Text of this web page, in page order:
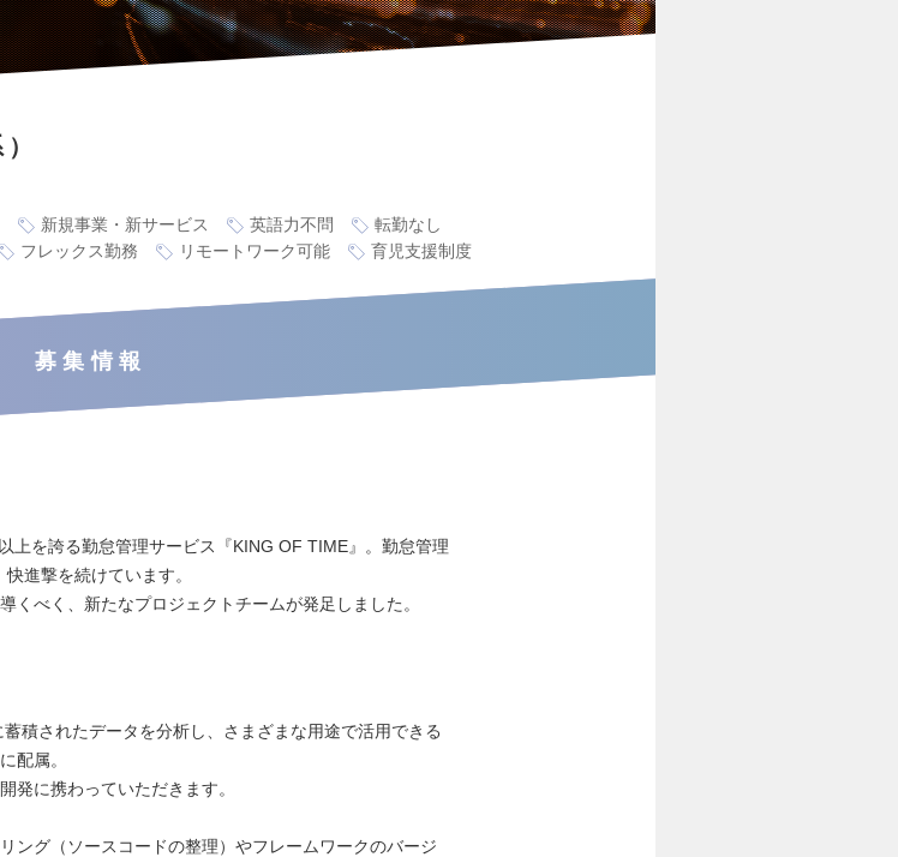
新規事業・新サービス 英語力不問
転勤なし
フレックス勤務 リモートワーク可能 育児支援制度
募集情報
上を誇る勤怠管理サービス『KING OF TIME』。勤怠管理
進撃を続けています。
くべく、新たなプロジェクトチームが発足しました。
積されたデータを分析し、さまざまな用途で活用できる
配属。
発に携わっていただきます。
ング（ソースコードの整理）やフレームワークのバージ